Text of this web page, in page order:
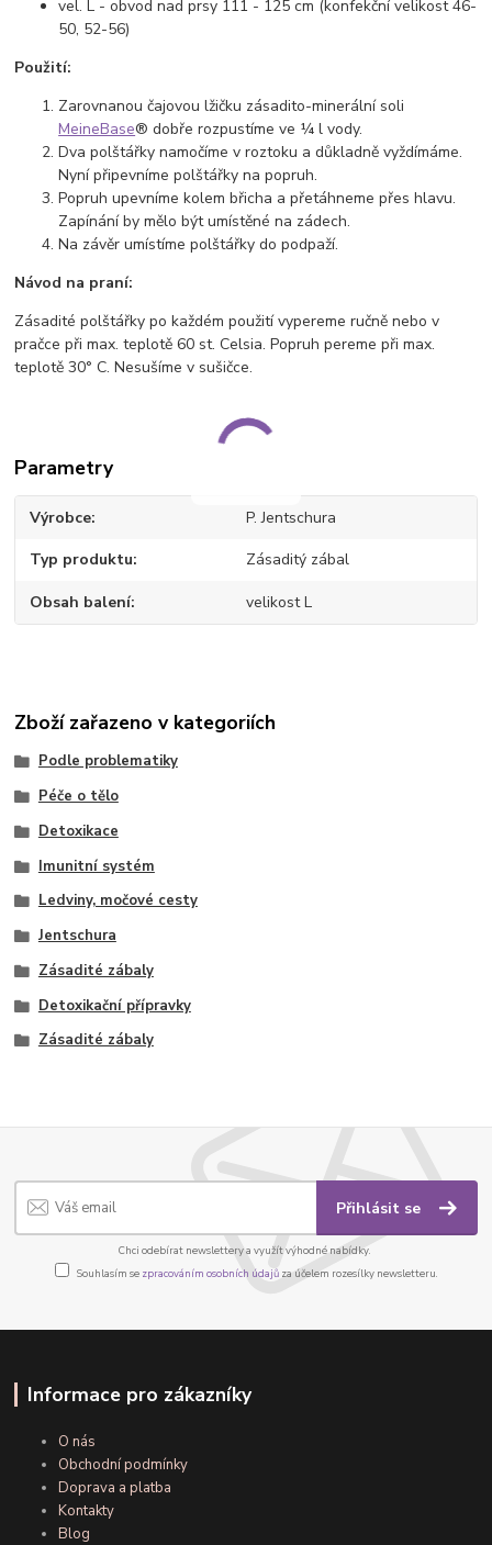
vel. L - obvod nad prsy 111 - 125 cm (konfekční velikost 46-
50, 52-56)
Použití:
Zarovnanou čajovou lžičku zásadito-minerální soli
MeineBase® dobře rozpustíme ve ¼ l vody.
Dva polštářky namočíme v roztoku a důkladně vyždímáme.
Nyní připevníme polštářky na popruh.
Popruh upevníme kolem břicha a přetáhneme přes hlavu.
Zapínání by mělo být umístěné na zádech.
Na závěr umístíme polštářky do podpaží.
Návod na praní:
Zásadité polštářky po každém použití vypereme ručně nebo v
pračce při max. teplotě 60 st. Celsia. Popruh pereme při max.
teplotě 30° C. Nesušíme v sušičce.
Parametry
Výrobce P. Jentschura
Typ produktu Zásaditý zábal
Obsah balení velikost L
Zboží zařazeno v kategoriích
Podle problematiky
Péče o tělo
Detoxikace
Imunitní systém
Ledviny, močové cesty
Jentschura
Zásadité zábaly
Detoxikační přípravky
Zásadité zábaly
Přihlásit se
Chci odebírat newslettery a využít výhodné nabídky.
Souhlasím se zpracováním osobních údajůza účelem rozesílky newsletteru.
Informace pro zákazníky
O nás
Obchodní podmínky
Doprava a platba
Kontakty
Blog